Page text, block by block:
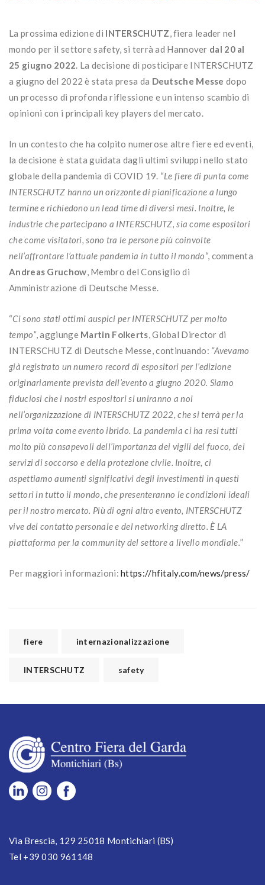
La prossima edizione di INTERSCHUTZ, fiera leader nel
mondo per il settore safety, si terrà ad Hannover dal 20 al
25 giugno 2022. La decisione di posticipare INTERSCHUTZ
a giugno del 2022 è stata presa da Deutsche Messe dopo
un processo di profonda riflessione e un intenso scambio di
opinioni con i principali key players del mercato.
In un contesto che ha colpito numerose altre fiere ed eventi,
la decisione è stata guidata dagli ultimi sviluppi nello stato
globale della pandemia di COVID 19. “Le fiere di punta come
INTERSCHUTZ hanno un orizzonte di pianificazione a lungo
termine e richiedono un lead time di diversi mesi. Inoltre, le
industrie che partecipano a INTERSCHUTZ, sia come espositori
che come visitatori, sono tra le persone più coinvolte
nell’affrontare l’attuale pandemia in tutto il mondo“, commenta
Andreas Gruchow, Membro del Consiglio di
Amministrazione di Deutsche Messe.
“Ci sono stati ottimi auspici per INTERSCHUTZ per molto
tempo”, aggiunge Martin Folkerts, Global Director di
INTERSCHUTZ di Deutsche Messe, continuando: “Avevamo
già registrato un numero record di espositori per l’edizione
originariamente prevista dell’evento a giugno 2020. Siamo
fiduciosi che i nostri espositori si uniranno a noi
nell’organizzazione di INTERSCHUTZ 2022, che si terrà per la
prima volta come evento ibrido. La pandemia ci ha resi tutti
molto più consapevoli dell’importanza dei vigili del fuoco, dei
servizi di soccorso e della protezione civile. Inoltre, ci
aspettiamo aumenti significativi degli investimenti in questi
settori in tutto il mondo, che presenteranno le condizioni ideali
per il nostro mercato. Più di ogni altro evento, INTERSCHUTZ
vive del contatto personale e del networking diretto. È LA
piattaforma per la community del settore a livello mondiale.”
Per maggiori informazioni:https://hfitaly.com/news/press/
fiere internazionalizzazione
INTERSCHUTZ safety
Via Brescia, 129 25018 Montichiari (BS)
Tel +39 030 961148